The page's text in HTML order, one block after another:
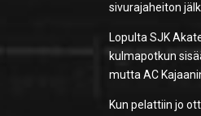
sivurajaheiton
Lopulta SJK
kulmapotkun
mutta AC
Kun pelattiin jo